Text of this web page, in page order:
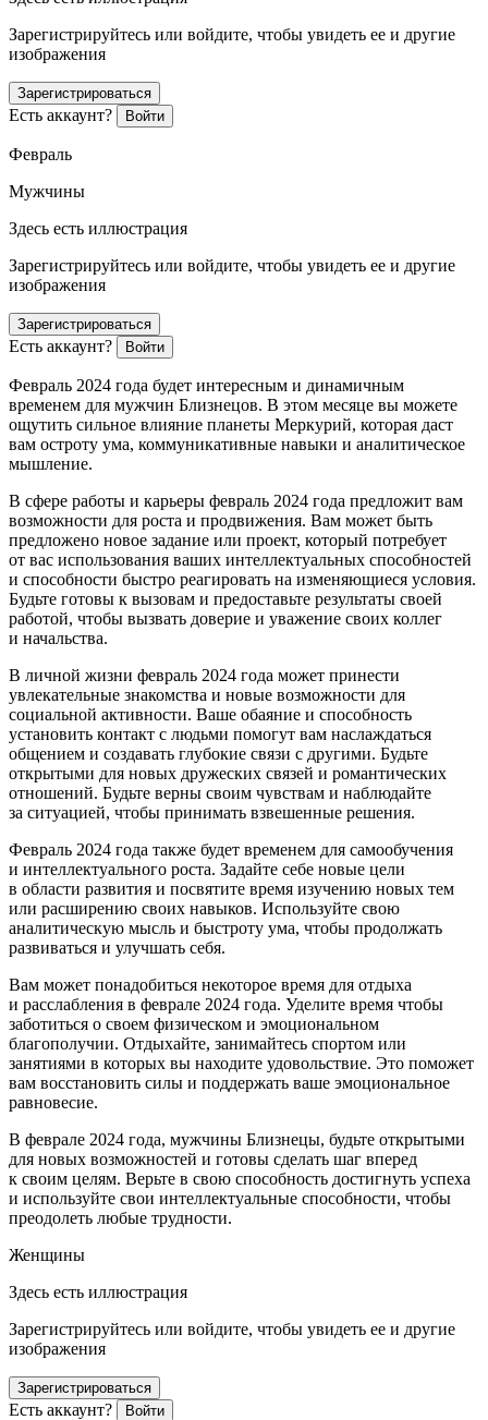
Зарегистрируйтесь или войдите, чтобы увидеть ее и другие
изображения
Зарегистрироваться
Есть аккаунт? Войти
Февраль
Мужчины
Здесь есть иллюстрация
Зарегистрируйтесь или войдите, чтобы увидеть ее и другие
изображения
Зарегистрироваться
Есть аккаунт? Войти
Февраль 2024 года будет интересным и динамичным
временем для мужчин Близнецов. В этом месяце вы можете
ощутить сильное влияние планеты Меркурий, которая даст
вам остроту ума, коммуникативные навыки и аналитическое
мышление.
В сфере работы и карьеры февраль 2024 года предложит вам
возможности для роста и продвижения. Вам может быть
предложено новое задание или проект, который потребует
от вас использования ваших интеллектуальных способностей
и способности быстро реагировать на изменяющиеся условия.
Будьте готовы к вызовам и предоставьте результаты своей
работой, чтобы вызвать доверие и уважение своих коллег
и начальства.
В личной жизни февраль 2024 года может принести
увлекательные знакомства и новые возможности для
социальной активности. Ваше обаяние и способность
установить контакт с людьми помогут вам наслаждаться
общением и создавать глубокие связи с другими. Будьте
открытыми для новых дружеских связей и романтических
отношений. Будьте верны своим чувствам и наблюдайте
за ситуацией, чтобы принимать взвешенные решения.
Февраль 2024 года также будет временем для самообучения
и интеллектуального роста. Задайте себе новые цели
в области развития и посвятите время изучению новых тем
или расширению своих навыков. Используйте свою
аналитическую мысль и быстроту ума, чтобы продолжать
развиваться и улучшать себя.
Вам может понадобиться некоторое время для отдыха
и расслабления в феврале 2024 года. Уделите время чтобы
заботиться о своем физическом и эмоциональном
благополучии. Отдыхайте, занимайтесь спортом или
занятиями в которых вы находите удовольствие. Это поможет
вам восстановить силы и поддержать ваше эмоциональное
равновесие.
В феврале 2024 года, мужчины Близнецы, будьте открытыми
для новых возможностей и готовы сделать шаг вперед
к своим целям. Верьте в свою способность достигнуть успеха
и используйте свои интеллектуальные способности, чтобы
преодолеть любые трудности.
Женщины
Здесь есть иллюстрация
Зарегистрируйтесь или войдите, чтобы увидеть ее и другие
изображения
Зарегистрироваться
Есть аккаунт? Войти